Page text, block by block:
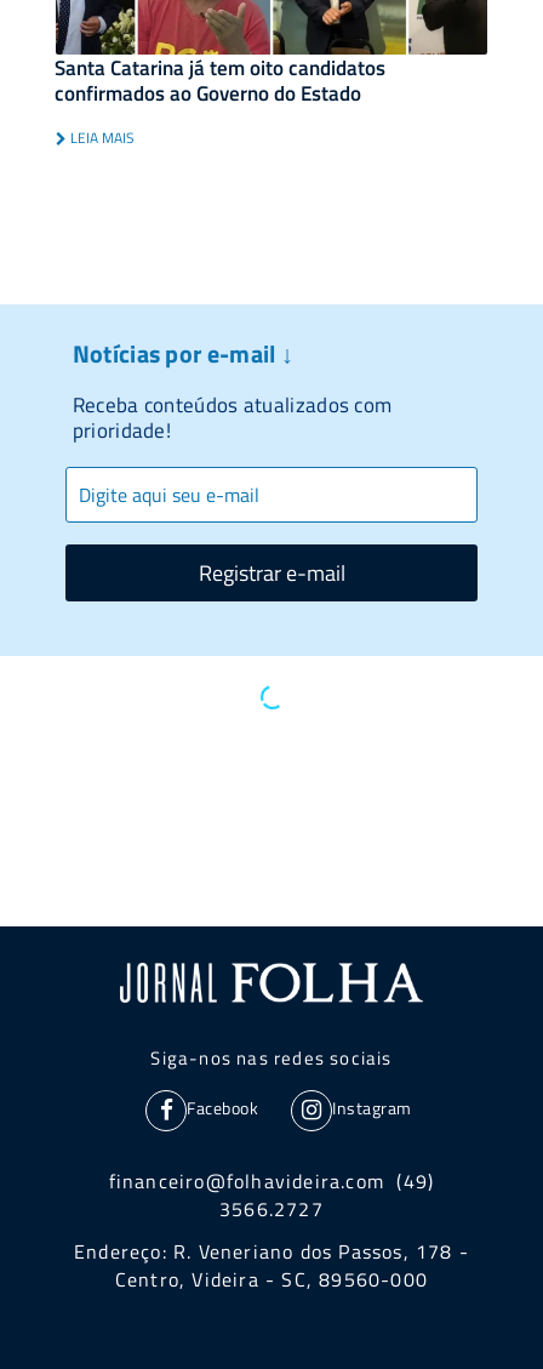
Santa Catarina já tem oito candidatos
confirmados ao Governo do Estado
LEIA MAIS
Notícias por e-mail ↓
Receba conteúdos atualizados com
prioridade!
Registrar e-mail
Siga-nos nas redes sociais
Facebook Instagram
financeiro@folhavideira.com (49)
3566.2727
Endereço: R. Veneriano dos Passos, 178 -
Centro, Videira - SC, 89560-000